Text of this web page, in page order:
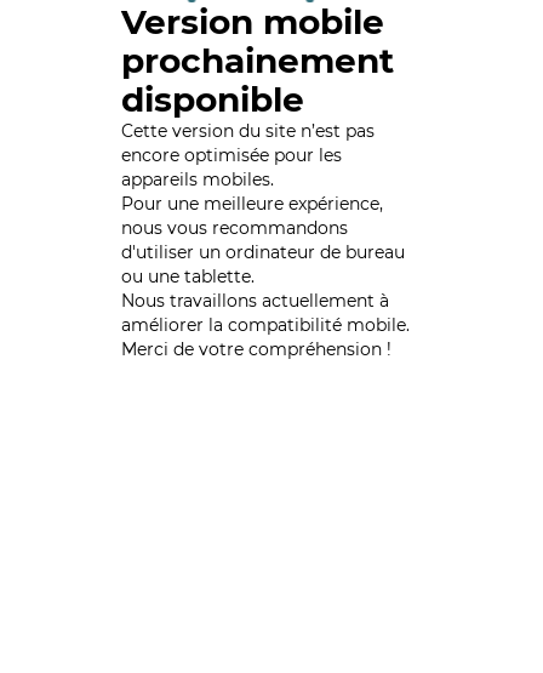
Version mobile
prochainement
disponible
Cette version du site n’est pas
encore optimisée pour les
appareils mobiles.
Pour une meilleure expérience,
nous vous recommandons
d'utiliser un ordinateur de bureau
ou une tablette.
Nous travaillons actuellement à
améliorer la compatibilité mobile.
Merci de votre compréhension !